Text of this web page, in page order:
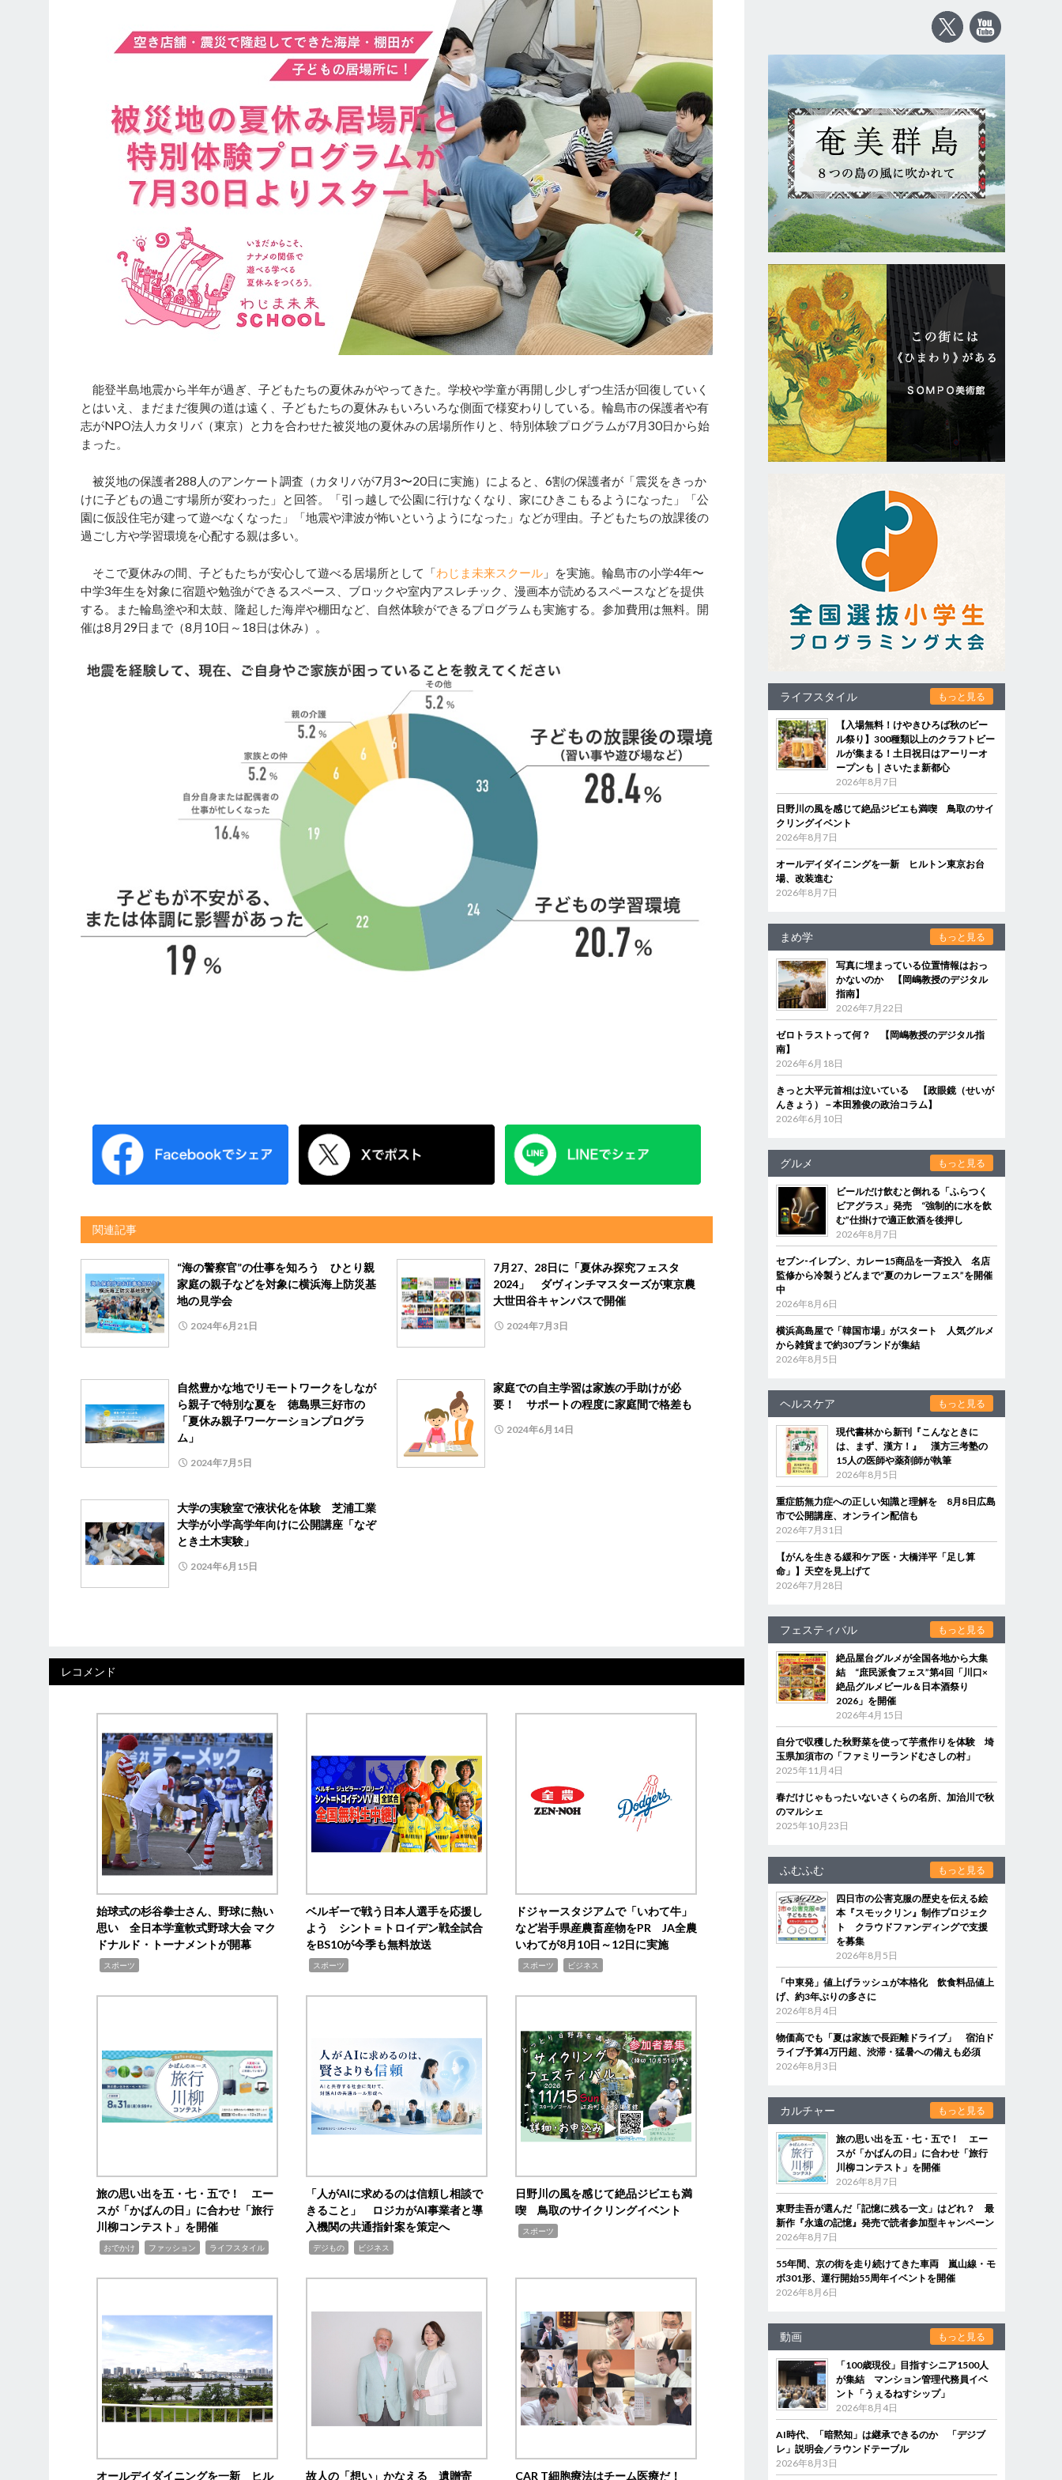
能登半島地震から半年が過ぎ、子どもたちの夏休みがやってきた。学校や学童が再開し少しずつ生活が回復していく
とはいえ、まだまだ復興の道は遠く、子どもたちの夏休みもいろいろな側面で様変わりしている。輪島市の保護者や有
志がNPO法人カタリバ（東京）と力を合わせた被災地の夏休みの居場所作りと、特別体験プログラムが7月30日から始
まった。
被災地の保護者288人のアンケート調査（カタリバが7月3〜20日に実施）によると、6割の保護者が「震災をきっか
けに子どもの過ごす場所が変わった」と回答。「引っ越しで公園に行けなくなり、家にひきこもるようになった」「公
園に仮設住宅が建って遊べなくなった」「地震や津波が怖いというようになった」などが理由。子どもたちの放課後の
過ごし方や学習環境を心配する親は多い。
そこで夏休みの間、子どもたちが安心して遊べる居場所として「わじま未来スクール 」を実施。輪島市の小学4年〜
中学3年生を対象に宿題や勉強ができるスペース、ブロックや室内アスレチック、漫画本が読めるスペースなどを提供
する。また輪島塗や和太鼓、隆起した海岸や棚田など、自然体験ができるプログラムも実施する。参加費用は無料。開
催は8月29日まで（8月10日～18日は休み）。
関連記事
“海の警察官”の仕事を知ろう ひとり親
家庭の親子などを対象に横浜海上防災基
地の見学会
2024年6月21日
7月27、28日に「夏休み探究フェスタ
2024」 ダヴィンチマスターズが東京農
大世田谷キャンパスで開催
2024年7月3日
自然豊かな地でリモートワークをしなが
ら親子で特別な夏を 徳島県三好市の
「夏休み親子ワーケーションプログラ
ム」
2024年7月5日
家庭での自主学習は家族の手助けが必
要！ サポートの程度に家庭間で格差も
2024年6月14日
大学の実験室で液状化を体験 芝浦工業
大学が小学高学年向けに公開講座「なぞ
とき土木実験」
2024年6月15日
レコメンド
始球式の杉谷拳士さん、野球に熱い
思い 全日本学童軟式野球大会 マク
ドナルド・トーナメントが開幕
スポーツ
ベルギーで戦う日本人選手を応援し
よう シント＝トロイデン戦全試合
をBS10が今季も無料放送
スポーツ
ドジャースタジアムで「いわて牛」
など岩手県産農畜産物をPR JA全農
いわてが8月10日～12日に実施
スポーツ ビジネス
旅の思い出を五・七・五で！ エー
スが「かばんの日」に合わせ「旅行
川柳コンテスト」を開催
おでかけ ファッション ライフスタイル
「人がAIに求めるのは信頼し相談で
きること」 ロジカがAI事業者と導
入機関の共通指針案を策定へ
デジもの ビジネス
日野川の風を感じて絶品ジビエも満
喫 鳥取のサイクリングイベント
スポーツ
オールデイダイニングを一新 ヒル 故人の「想い」かなえる 遺贈寄 CAR T細胞療法はチーム医療だ！
ライフスタイル もっと見る
【入場無料！けやきひろば秋のビー
ル祭り】300種類以上のクラフトビー
ルが集まる！土日祝日はアーリーオ
ープンも｜さいたま新都心
2026年8月7日
日野川の風を感じて絶品ジビエも満喫 鳥取のサイ
クリングイベント
2026年8月7日
オールデイダイニングを一新 ヒルトン東京お台
場、改装進む
2026年8月7日
まめ学 もっと見る
写真に埋まっている位置情報はおっ
かないのか 【岡嶋教授のデジタル
指南】
2026年7月22日
ゼロトラストって何？ 【岡嶋教授のデジタル指
南】
2026年6月18日
きっと大平元首相は泣いている 【政眼鏡（せいが
んきょう）－本田雅俊の政治コラム】
2026年6月10日
グルメ もっと見る
ビールだけ飲むと倒れる「ふらつく
ビアグラス」発売 “強制的に水を飲
む”仕掛けで適正飲酒を後押し
2026年8月7日
セブン‐イレブン、カレー15商品を一斉投入 名店
監修から冷製うどんまで“夏のカレーフェス”を開催
中
2026年8月6日
横浜高島屋で「韓国市場」がスタート 人気グルメ
から雑貨まで約30ブランドが集結
2026年8月5日
ヘルスケア もっと見る
現代書林から新刊『こんなときに
は、まず、漢方！』 漢方三考塾の
15人の医師や薬剤師が執筆
2026年8月5日
重症筋無力症への正しい知識と理解を 8月8日広島
市で公開講座、オンライン配信も
2026年7月31日
【がんを生きる緩和ケア医・大橋洋平「足し算
命」】天空を見上げて
2026年7月28日
フェスティバル もっと見る
絶品屋台グルメが全国各地から大集
結 “庶民派食フェス”第4回「川口×
絶品グルメビール＆日本酒祭り
2026」を開催
2026年4月15日
自分で収穫した秋野菜を使って芋煮作りを体験 埼
玉県加須市の「ファミリーランドむさしの村」
2025年11月4日
春だけじゃもったいないさくらの名所、加治川で秋
のマルシェ
2025年10月23日
ふむふむ もっと見る
四日市の公害克服の歴史を伝える絵
本『スモックリン』制作プロジェク
ト クラウドファンディングで支援
を募集
2026年8月5日
「中東発」値上げラッシュが本格化 飲食料品値上
げ、約3年ぶりの多さに
2026年8月4日
物価高でも「夏は家族で長距離ドライブ」 宿泊ド
ライブ予算4万円超、渋滞・猛暑への備えも必須
2026年8月3日
カルチャー もっと見る
旅の思い出を五・七・五で！ エー
スが「かばんの日」に合わせ「旅行
川柳コンテスト」を開催
2026年8月7日
東野圭吾が選んだ「記憶に残る一文」はどれ？ 最
新作『永遠の記憶』発売で読者参加型キャンペーン
2026年8月7日
55年間、京の街を走り続けてきた車両 嵐山線・モ
ボ301形、運行開始55周年イベントを開催
2026年8月6日
動画 もっと見る
「100歳現役」目指すシニア1500人
が集結 マンション管理代務員イベ
ント「うぇるねすシップ」
2026年8月4日
AI時代、「暗黙知」は継承できるのか 「デジブ
レ」説明会／ラウンドテーブル
2026年8月3日